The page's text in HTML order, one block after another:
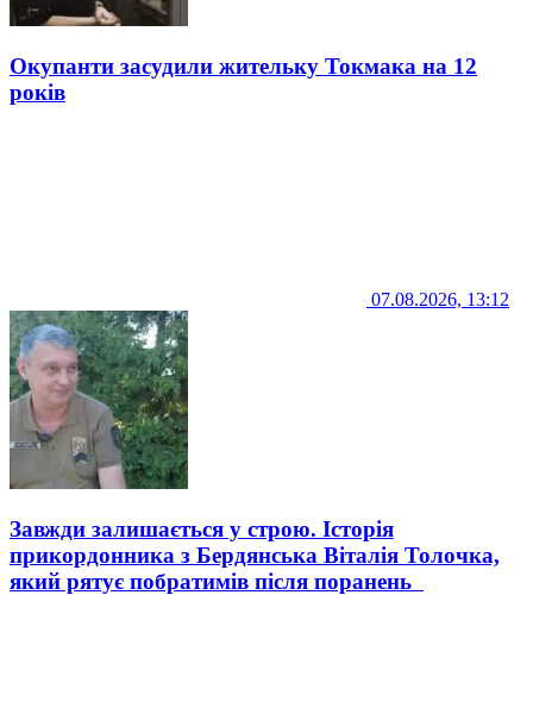
Окупанти засудили жительку Токмака на 12
років
07.08.2026, 13:12
Завжди залишається у строю. Історія
прикордонника з Бердянська Віталія Толочка,
який рятує побратимів після поранень